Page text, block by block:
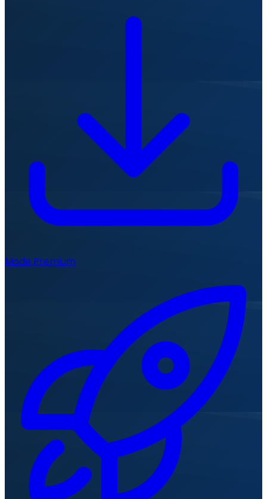
Mode Premium